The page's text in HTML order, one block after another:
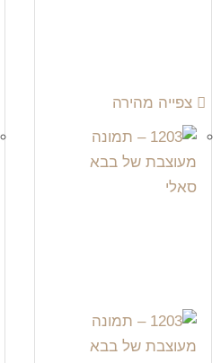
צפייה מהירה